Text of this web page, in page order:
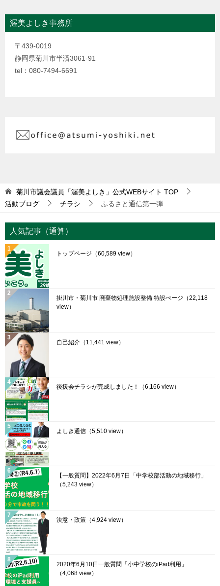
渥美よしき事務所
〒439-0019
静岡県菊川市半済3061-91
tel：080-7494-6691
菊川市議会議員「渥美よしき」公式WEBサイト TOP
活動ブログ
チラシ ふるさと通信第一弾
人気記事（通算）
トップページ （60,589 view）
掛川市・菊川市 廃棄物処理施設整備 特設ぺージ （22,118
view）
自己紹介 （11,441 view）
後援会チラシが完成しました！ （6,166 view）
よしき通信 （5,510 view）
【一般質問】2022年6月7日「中学校部活動の地域移行」
（5,243 view）
決意・政策 （4,924 view）
2020年6月10日一般質問「小中学校のiPad利用」
（4,068 view）